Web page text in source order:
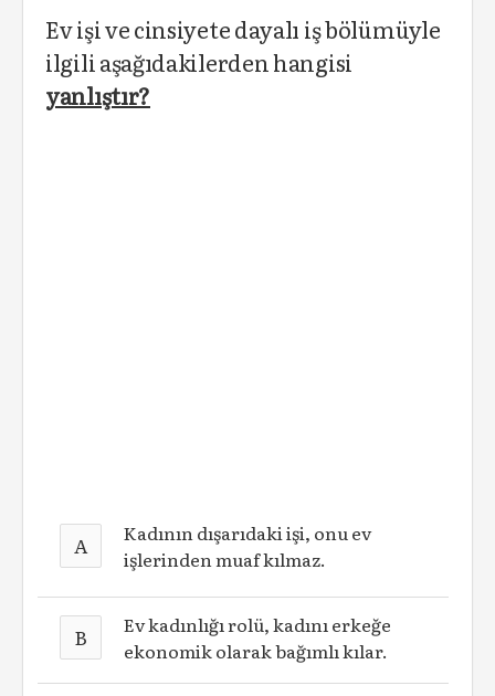
Ev işi ve cinsiyete dayalı iş bölümüyle
ilgili aşağıdakilerden hangisi
yanlıştır?
A
Kadının dışarıdaki işi, onu ev
işlerinden muaf kılmaz.
B
Ev kadınlığı rolü, kadını erkeğe
ekonomik olarak bağımlı kılar.